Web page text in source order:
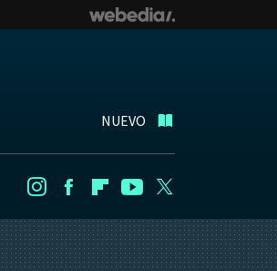
NUEVO
InstagramFacebookFlipboard
Youtube